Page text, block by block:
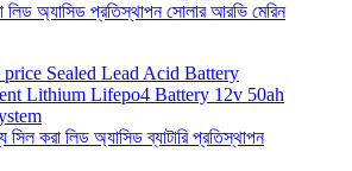
লিড অ্যাসিড প্রতিস্থাপন সোলার আরভি মেরিন
সিল করা লিড অ্যাসিড ব্যাটারি প্রতিস্থাপন